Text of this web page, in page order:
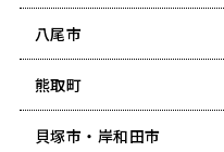
八尾市
熊取町
貝塚市・岸和田市